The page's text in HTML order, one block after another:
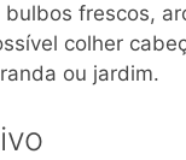
frescos,
colher
ou jardim.